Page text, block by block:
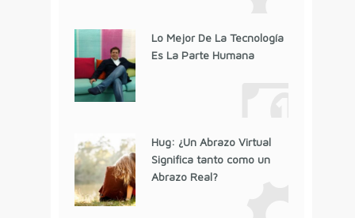
Lo Mejor De La Tecnología
Es La Parte Humana
Hug: ¿Un Abrazo Virtual
Significa tanto como un
Abrazo Real?